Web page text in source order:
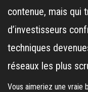
contenue, mais qui
d’investisseurs
techniques
réseaux les plus
Vous aimeriez une vraie